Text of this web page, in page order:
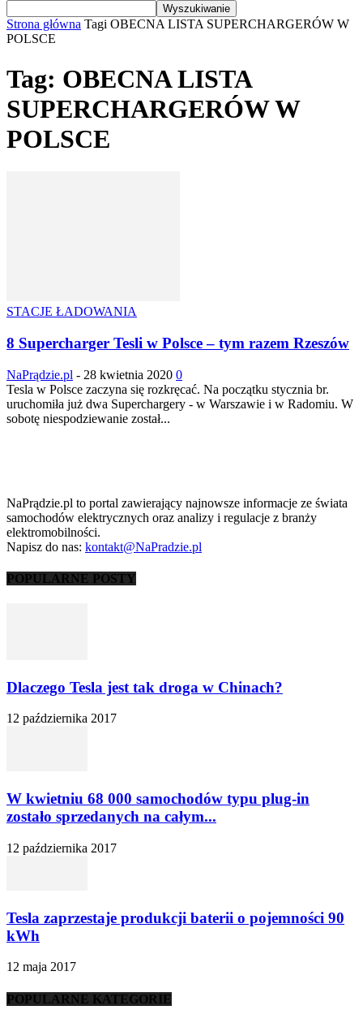
Strona główna Tagi OBECNA LISTA SUPERCHARGERÓW W
POLSCE
Tag: OBECNA LISTA
SUPERCHARGERÓW W
POLSCE
STACJE ŁADOWANIA
8 Supercharger Tesli w Polsce – tym razem Rzeszów
NaPrądzie.pl - 28 kwietnia 2020 0
Tesla w Polsce zaczyna się rozkręcać. Na początku stycznia br.
uruchomiła już dwa Superchargery - w Warszawie i w Radomiu. W
sobotę niespodziewanie został...
NaPrądzie.pl to portal zawierający najnowsze informacje ze świata
samochodów elektrycznych oraz analizy i regulacje z branży
elektromobilności.
Napisz do nas: kontakt@NaPradzie.pl
POPULARNE POSTY
Dlaczego Tesla jest tak droga w Chinach?
12 października 2017
W kwietniu 68 000 samochodów typu plug-in
zostało sprzedanych na całym...
12 października 2017
Tesla zaprzestaje produkcji baterii o pojemności 90
kWh
12 maja 2017
POPULARNE KATEGORIE